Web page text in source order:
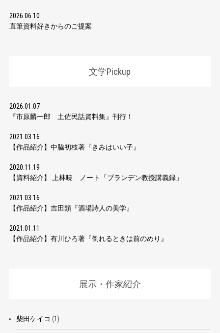
2026.06.10
直筆資料好きからのご提案
文学Pickup
2026.01.07
『市原麟一郎 土佐民話資料集』刊行！
2021.03.16
【作品紹介】中脇初枝著『きみはいい子』
2020.11.19
【資料紹介】 上林暁 ノート「ブランデン教授講義録」
2021.03.16
【作品紹介】吉田類『酒場詩人の美学』
2021.01.11
【作品紹介】有川ひろ著『倒れるときは前のめり』
展示・作家紹介
柴田ケイコ (1)